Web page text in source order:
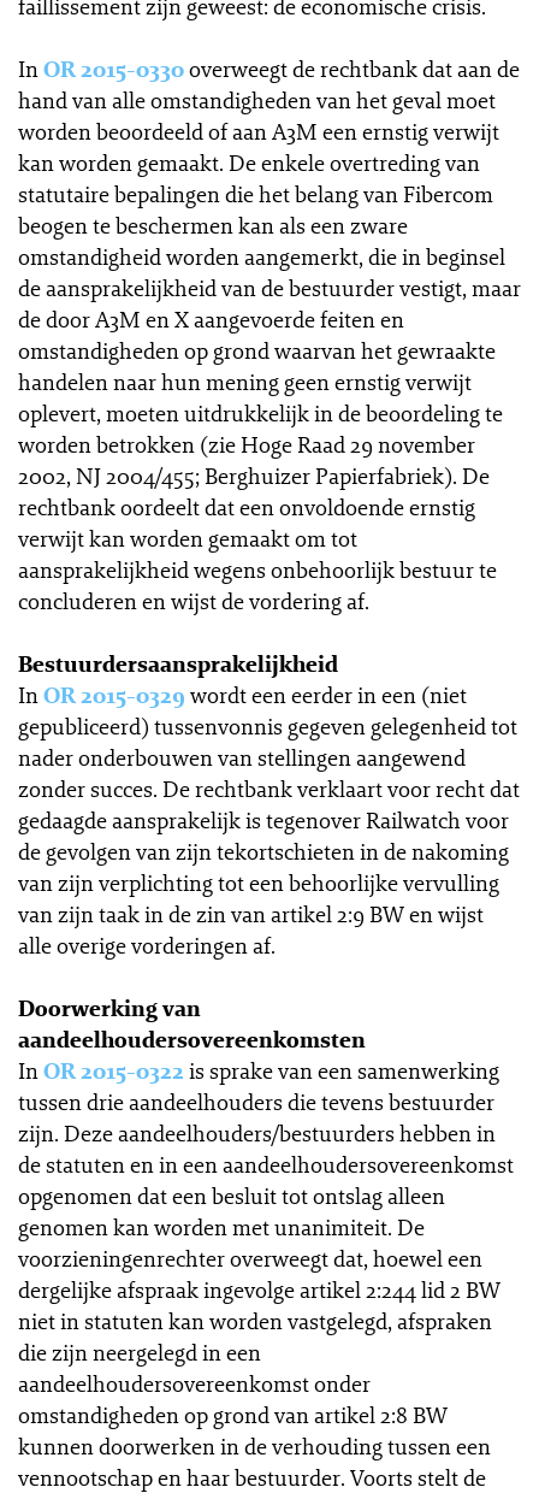
faillissement zijn geweest: de economische crisis.
InOR 2015-0330overweegt de rechtbank dat aan de
hand van alle omstandigheden van het geval moet
worden beoordeeld of aan A3M een ernstig verwijt
kan worden gemaakt. De enkele overtreding van
statutaire bepalingen die het belang van Fibercom
beogen te beschermen kan als een zware
omstandigheid worden aangemerkt, die in beginsel
de aansprakelijkheid van de bestuurder vestigt, maar
de door A3M en X aangevoerde feiten en
omstandigheden op grond waarvan het gewraakte
handelen naar hun mening geen ernstig verwijt
oplevert, moeten uitdrukkelijk in de beoordeling te
worden betrokken (zie Hoge Raad 29 november
2002, NJ 2004/455; Berghuizer Papierfabriek). De
rechtbank oordeelt dat een onvoldoende ernstig
verwijt kan worden gemaakt om tot
aansprakelijkheid wegens onbehoorlijk bestuur te
concluderen en wijst de vordering af.
Bestuurdersaansprakelijkheid
InOR 2015-0329 wordt een eerder in een (niet
gepubliceerd) tussenvonnis gegeven gelegenheid tot
nader onderbouwen van stellingen aangewend
zonder succes. De rechtbank verklaart voor recht dat
gedaagde aansprakelijk is tegenover Railwatch voor
de gevolgen van zijn tekortschieten in de nakoming
van zijn verplichting tot een behoorlijke vervulling
van zijn taak in de zin van artikel 2:9 BW en wijst
alle overige vorderingen af.
Doorwerking van
aandeelhoudersovereenkomsten
InOR 2015-0322 is sprake van een samenwerking
tussen drie aandeelhouders die tevens bestuurder
zijn. Deze aandeelhouders/bestuurders hebben in
de statuten en in een aandeelhoudersovereenkomst
opgenomen dat een besluit tot ontslag alleen
genomen kan worden met unanimiteit. De
voorzieningenrechter overweegt dat, hoewel een
dergelijke afspraak ingevolge artikel 2:244 lid 2 BW
niet in statuten kan worden vastgelegd, afspraken
die zijn neergelegd in een
aandeelhoudersovereenkomst onder
omstandigheden op grond van artikel 2:8 BW
kunnen doorwerken in de verhouding tussen een
vennootschap en haar bestuurder. Voorts stelt de